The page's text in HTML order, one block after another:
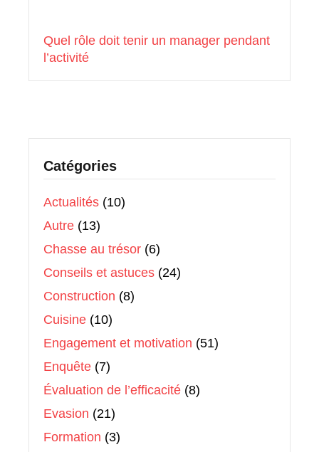
Quel rôle doit tenir un manager pendant
l’activité
Catégories
Actualités (10)
Autre (13)
Chasse au trésor (6)
Conseils et astuces (24)
Construction (8)
Cuisine (10)
Engagement et motivation (51)
Enquête (7)
Évaluation de l’efficacité (8)
Evasion (21)
Formation (3)